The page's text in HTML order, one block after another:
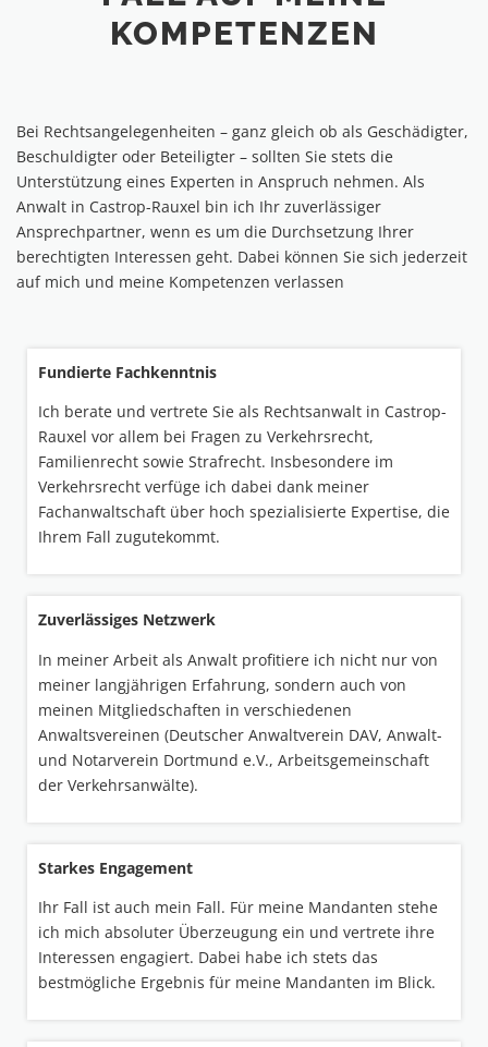
KOMPETENZEN
Bei Rechtsangelegenheiten – ganz gleich ob als Geschädigter,
Beschuldigter oder Beteiligter – sollten Sie stets die
Unterstützung eines Experten in Anspruch nehmen. Als
Anwalt in Castrop-Rauxel bin ich Ihr zuverlässiger
Ansprechpartner, wenn es um die Durchsetzung Ihrer
berechtigten Interessen geht. Dabei können Sie sich jederzeit
auf mich und meine Kompetenzen verlassen
Fundierte Fachkenntnis
Ich berate und vertrete Sie als Rechtsanwalt in Castrop-
Rauxel vor allem bei Fragen zu Verkehrsrecht,
Familienrecht sowie Strafrecht. Insbesondere im
Verkehrsrecht verfüge ich dabei dank meiner
Fachanwaltschaft über hoch spezialisierte Expertise, die
Ihrem Fall zugutekommt.
Zuverlässiges Netzwerk
In meiner Arbeit als Anwalt profitiere ich nicht nur von
meiner langjährigen Erfahrung, sondern auch von
meinen Mitgliedschaften in verschiedenen
Anwaltsvereinen (Deutscher Anwaltverein DAV, Anwalt-
und Notarverein Dortmund e.V., Arbeitsgemeinschaft
der Verkehrsanwälte).
Starkes Engagement
Ihr Fall ist auch mein Fall. Für meine Mandanten stehe
ich mich absoluter Überzeugung ein und vertrete ihre
Interessen engagiert. Dabei habe ich stets das
bestmögliche Ergebnis für meine Mandanten im Blick.